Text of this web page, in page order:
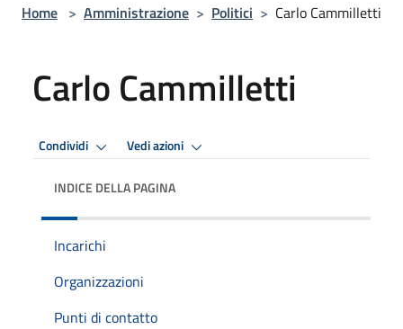
Home > Amministrazione > Politici > Carlo Cammilletti
Carlo Cammilletti
Condividi Vedi azioni
INDICE DELLA PAGINA
Incarichi
Organizzazioni
Punti di contatto